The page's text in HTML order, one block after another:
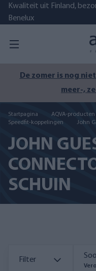
Kwaliteit uit Finland,
Benelux
De zomer is nog
meer-,
Startpagina AQVA-producten
Speedfit-koppelingen
John
JOHN
SCHUIN
Filter